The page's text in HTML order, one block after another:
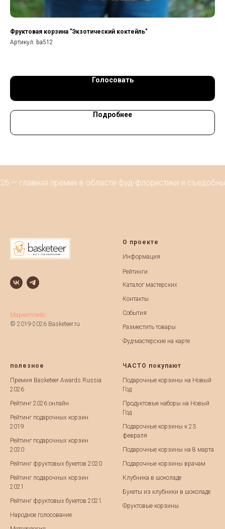
Фруктовая корзина "Экзотический коктейль"
Артикул: ba512
Голосовать
Подробнее
главная премия в области фуд-флористики и
Маркетплейс
© 2019-2026 Basketeer.ru
О проекте
Информация
Рейтинги
Каталог мастерских
Контакты
События
Разместить товары
Фуд-мастерские на карте
полезное
Премия Basketeer Awards Russia
2026
Рейтинг 2026 онлайн
Рейтинг подарочных корзин
2019
Рейтинг подарочных корзин
2020
Рейтинг фруктовых букетов 2020
Рейтинг подарочных корзин
2021
Рейтинг фруктовых букетов 2021
Народное голосование
ЧАСТО покупают
Подарочные корзины на Новый
Год
Продуктовые наборы на Новый
Год
Подарочные корзины к 23
февраля
Подарочные корзины на 8 марта
Подарочные корзины врачам
Клубника в шоколаде
Букеты из клубники в шоколаде
Фруктовые корзины